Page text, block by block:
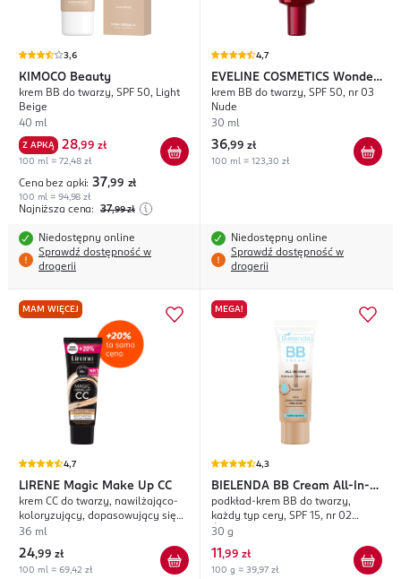
3,6
KIMOCO Beauty
krem BB do twarzy, SPF 50, Light
Beige
40 ml
Z APKĄ 28,99 zł
100 ml = 72,48 zł
Cena bez apki: 37,99 zł
100 ml = 94,98 zł
Najniższa cena: 37,99 zł
Niedostępny online
Sprawdź dostępność w
drogerii
4,7
EVELINE COSMETICS Wonder
Match
krem BB do twarzy, SPF 50, nr 03
Nude
30 ml
36,99 zł
100 ml = 123,30 zł
Niedostępny online
Sprawdź dostępność w
drogerii
MAM WIĘCEJ
4,7
LIRENE Magic Make Up CC
krem CC do twarzy, nawilżająco-
koloryzujący, dopasowujący się
do cery
36 ml
24,99 zł
100 ml = 69,42 zł
MEGA!
4,3
BIELENDA BB Cream All-In-
One
podkład-krem BB do twarzy,
każdy typ cery, SPF 15, nr 02
Śniady
30 g
11 ,99 zł
100 g = 39,97 zł